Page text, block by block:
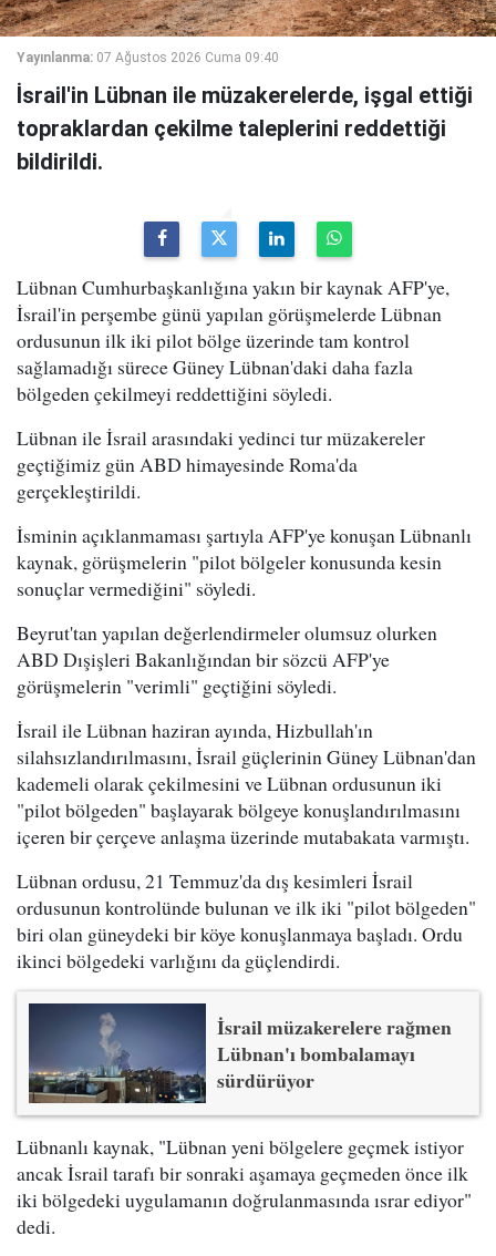
Yayınlanma: 07 Ağustos 2026 Cuma 09:40
İsrail'in Lübnan ile müzakerelerde, işgal ettiği
topraklardan çekilme taleplerini reddettiği
bildirildi.
Lübnan Cumhurbaşkanlığına yakın bir kaynak AFP'ye,
İsrail'in perşembe günü yapılan görüşmelerde Lübnan
ordusunun ilk iki pilot bölge üzerinde tam kontrol
sağlamadığı sürece Güney Lübnan'daki daha fazla
bölgeden çekilmeyi reddettiğini söyledi.
Lübnan ile İsrail arasındaki yedinci tur müzakereler
geçtiğimiz gün ABD himayesinde Roma'da
gerçekleştirildi.
İsminin açıklanmaması şartıyla AFP'ye konuşan Lübnanlı
kaynak, görüşmelerin "pilot bölgeler konusunda kesin
sonuçlar vermediğini" söyledi.
Beyrut'tan yapılan değerlendirmeler olumsuz olurken
ABD Dışişleri Bakanlığından bir sözcü AFP'ye
görüşmelerin "verimli" geçtiğini söyledi.
İsrail ile Lübnan haziran ayında, Hizbullah'ın
silahsızlandırılmasını, İsrail güçlerinin Güney Lübnan'dan
kademeli olarak çekilmesini ve Lübnan ordusunun iki
"pilot bölgeden" başlayarak bölgeye konuşlandırılmasını
içeren bir çerçeve anlaşma üzerinde mutabakata varmıştı.
Lübnan ordusu, 21 Temmuz'da dış kesimleri İsrail
ordusunun kontrolünde bulunan ve ilk iki "pilot bölgeden"
biri olan güneydeki bir köye konuşlanmaya başladı. Ordu
ikinci bölgedeki varlığını da güçlendirdi.
İsrail müzakerelere rağmen
Lübnan'ı bombalamayı
sürdürüyor
Lübnanlı kaynak, "Lübnan yeni bölgelere geçmek istiyor
ancak İsrail tarafı bir sonraki aşamaya geçmeden önce ilk
iki bölgedeki uygulamanın doğrulanmasında ısrar ediyor"
dedi.